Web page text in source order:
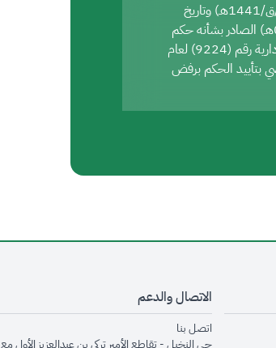
رقم (407464/ق/1441هـ) وتاريخ
(05/06/1441هـ) الصادر بشأنه حكم
محكمة العليا الإدارية رقم (9224) لعام
بتأييد الحكم برفض
الاتصال والدعم
اتصل بنا
حي النخيل - تقاطع الأمير تركي بن عبدالعزيز الأول مع